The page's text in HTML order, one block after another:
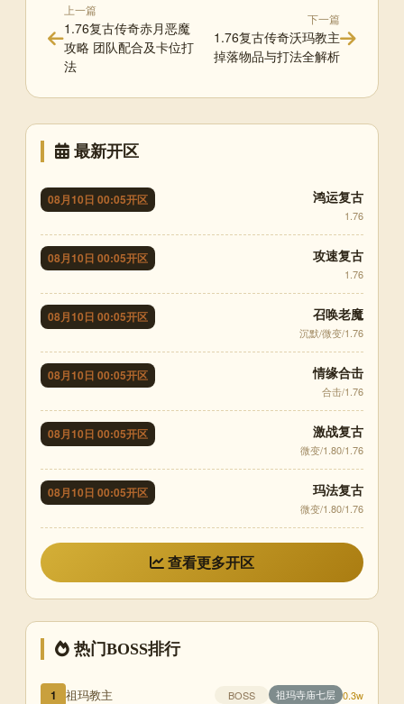
上一篇
1.76复古传奇赤月恶魔
攻略 团队配合及卡位打
法
下一篇
1.76复古传奇沃玛教主
掉落物品与打法全解析
最新开区
08月10日 00:05开区 鸿运复古
1.76
08月10日 00:05开区 攻速复古
1.76
08月10日 00:05开区 召唤老魔
沉默/微变/1.76
08月10日 00:05开区 情缘合击
合击/1.76
08月10日 00:05开区 激战复古
微变/1.80/1.76
08月10日 00:05开区 玛法复古
微变/1.80/1.76
查看更多开区
热门BOSS排行
1 祖玛教主 BOSS 祖玛寺庙七层 0.3w